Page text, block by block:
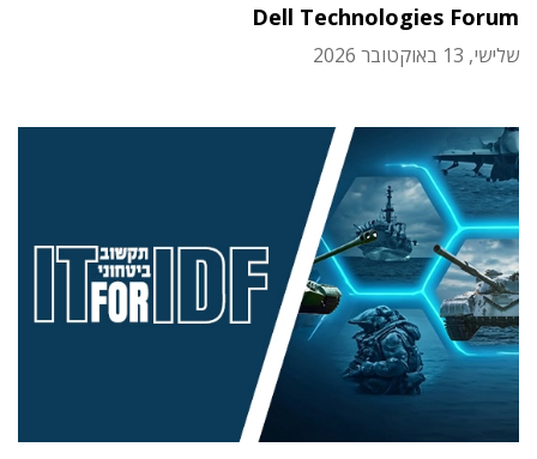
Dell Technologies Forum
שלישי, 13 באוקטובר 2026